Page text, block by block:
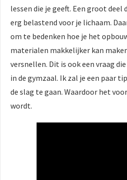
lessen die je geeft. Een groot deel
erg belastend voor je lichaam.
om te bedenken hoe je het
materialen makkelijker kan
versnellen. Dit is ook een vraag
in de gymzaal. Ik zal je een paar
de slag te gaan. Waardoor het
wordt.